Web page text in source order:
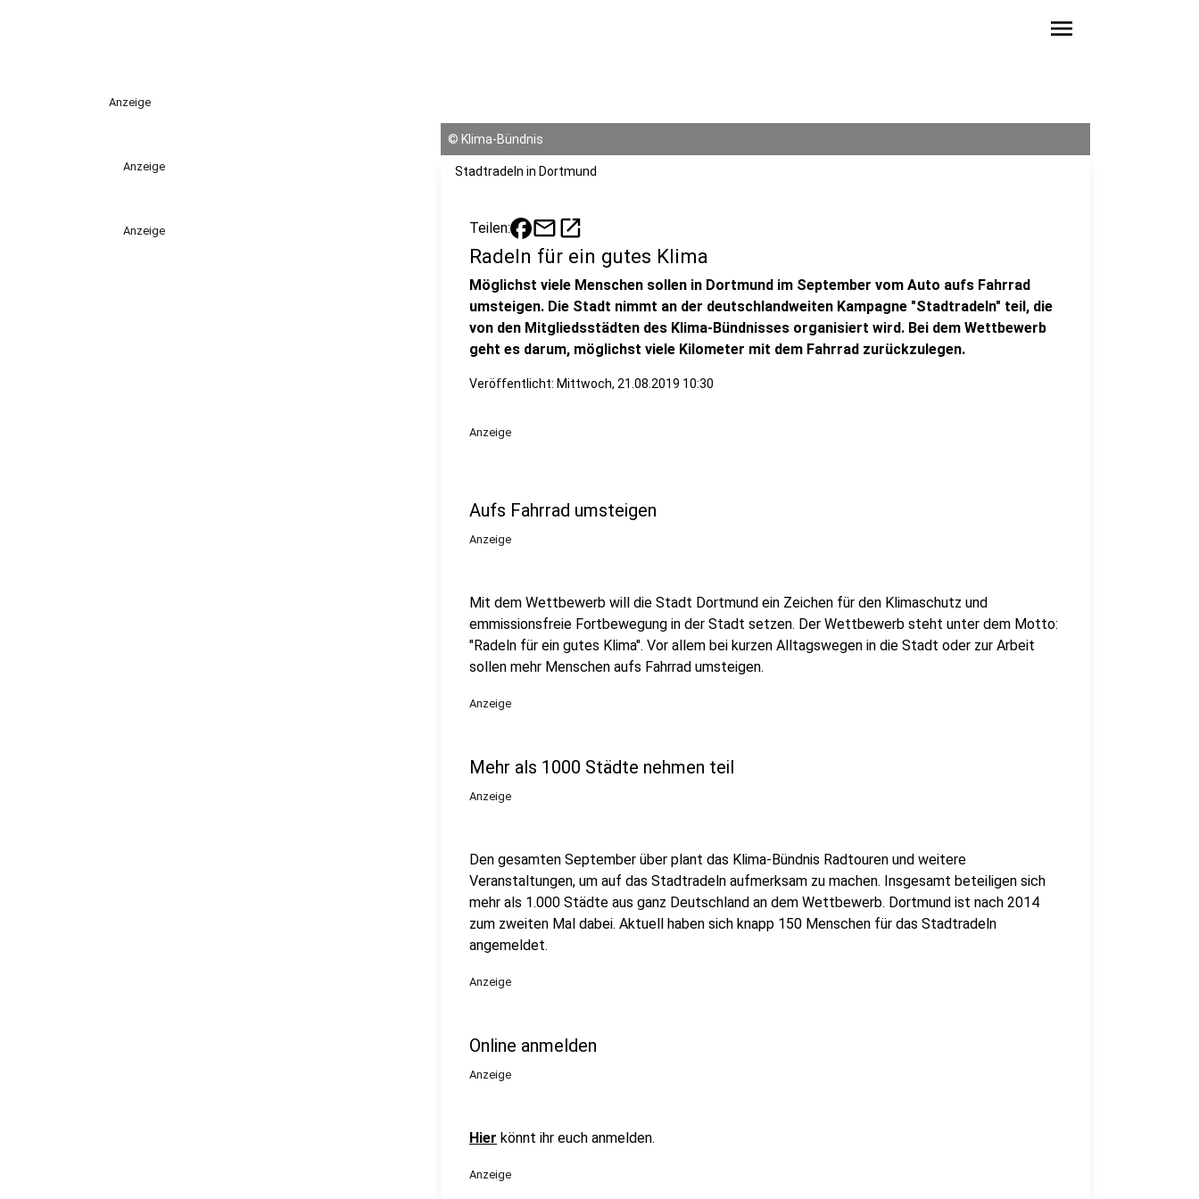
menu
Anzeige
Anzeige
Anzeige
© Klima-Bündnis
Stadtradeln in Dortmund
Teilen: mailopen_in_new
Radeln für ein gutes Klima
Möglichst viele Menschen sollen in Dortmund im September vom Auto aufs Fahrrad
umsteigen. Die Stadt nimmt an der deutschlandweiten Kampagne "Stadtradeln" teil, die
von den Mitgliedsstädten des Klima-Bündnisses organisiert wird. Bei dem Wettbewerb
geht es darum, möglichst viele Kilometer mit dem Fahrrad zurückzulegen.
Veröffentlicht: Mittwoch, 21.08.2019 10:30
Anzeige
Aufs Fahrrad umsteigen
Anzeige
Mit dem Wettbewerb will die Stadt Dortmund ein Zeichen für den Klimaschutz und
emmissionsfreie Fortbewegung in der Stadt setzen. Der Wettbewerb steht unter dem Motto:
"Radeln für ein gutes Klima". Vor allem bei kurzen Alltagswegen in die Stadt oder zur Arbeit
sollen mehr Menschen aufs Fahrrad umsteigen.
Anzeige
Mehr als 1000 Städte nehmen teil
Anzeige
Den gesamten September über plant das Klima-Bündnis Radtouren und weitere
Veranstaltungen, um auf das Stadtradeln aufmerksam zu machen. Insgesamt beteiligen sich
mehr als 1.000 Städte aus ganz Deutschland an dem Wettbewerb. Dortmund ist nach 2014
zum zweiten Mal dabei. Aktuell haben sich knapp 150 Menschen für das Stadtradeln
angemeldet.
Anzeige
Online anmelden
Anzeige
Hier könnt ihr euch anmelden.
Anzeige